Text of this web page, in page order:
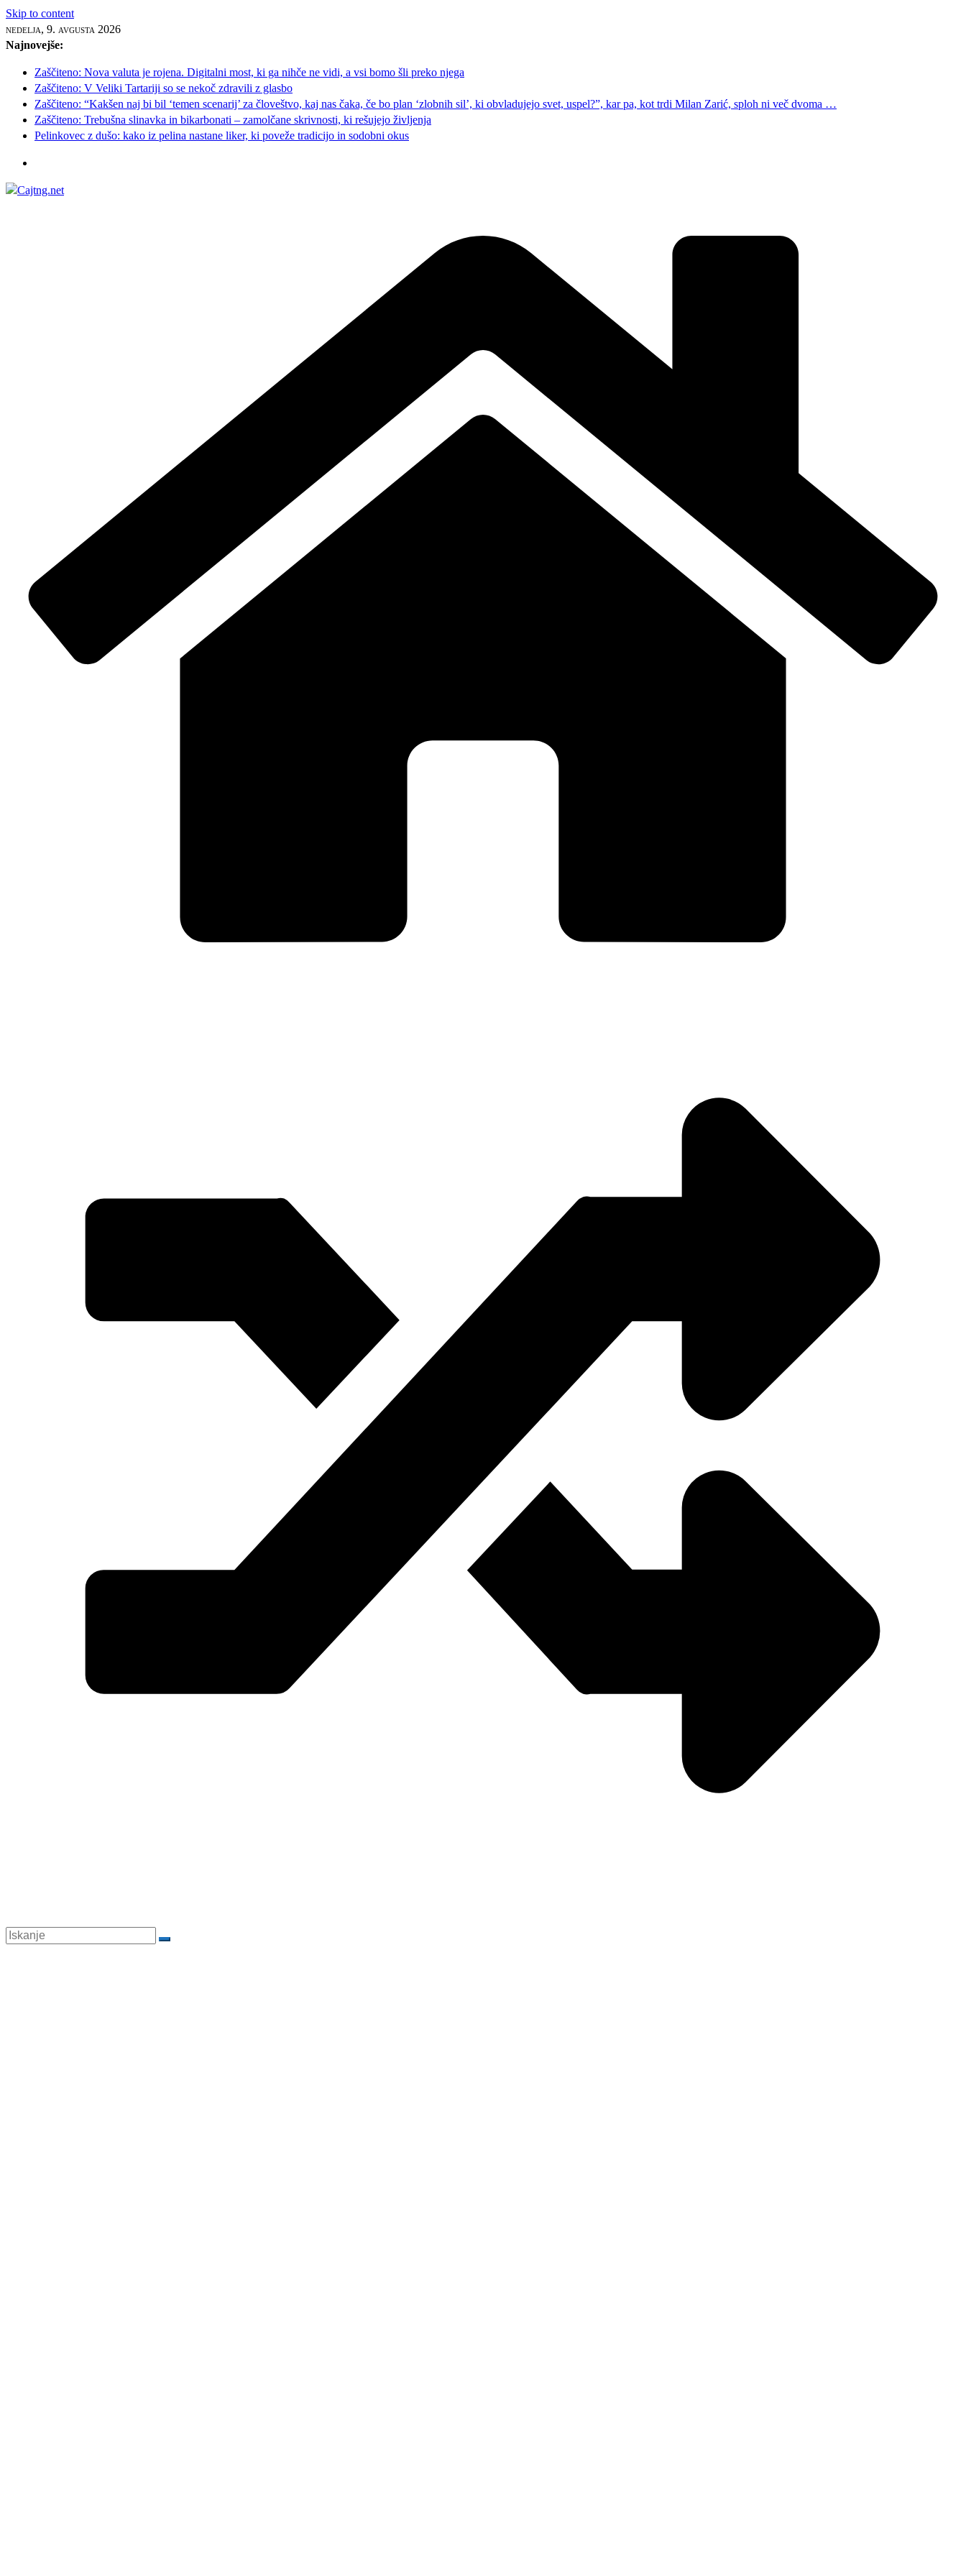
Skip to content
nedelja, 9. avgusta 2026
Najnovejše:
Zaščiteno: Nova valuta je rojena. Digitalni most, ki ga nihče ne vidi, a vsi bomo šli preko njega
Zaščiteno: V Veliki Tartariji so se nekoč zdravili z glasbo
Zaščiteno: “Kakšen naj bi bil ‘temen scenarij’ za človeštvo, kaj nas čaka, če bo plan ‘zlobnih sil’, ki obvladujejo svet, uspel?”, kar pa, kot trdi Milan Zarić, sploh ni več dvoma …
Zaščiteno: Trebušna slinavka in bikarbonati – zamolčane skrivnosti, ki rešujejo življenja
Pelinkovec z dušo: kako iz pelina nastane liker, ki poveže tradicijo in sodobni okus